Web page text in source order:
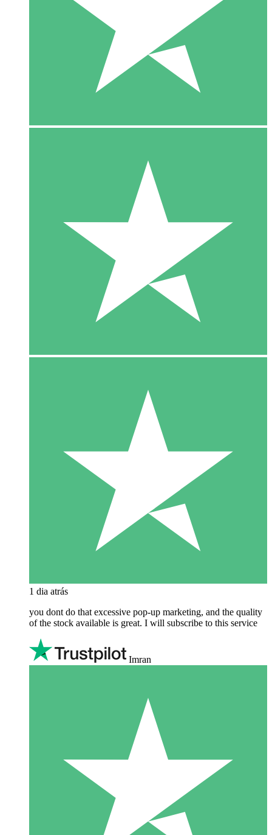
1 dia atrás
you dont do that excessive pop-up marketing, and the quality
of the stock available is great. I will subscribe to this service
Imran